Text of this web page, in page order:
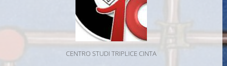
CENTRO STUDI TRIPLICE CINTA